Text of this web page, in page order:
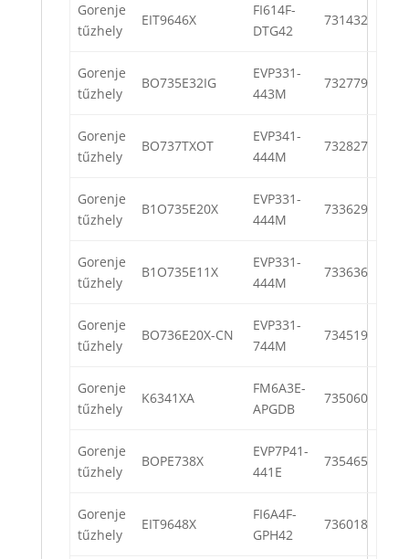
Gorenje
tűzhely
EIT9646X
FI614F-
DTG42
731432
Gorenje
tűzhely
BO735E32IG
EVP331-
443M
732779
Gorenje
tűzhely
BO737TXOT
EVP341-
444M
732827
Gorenje
tűzhely
B1O735E20X
EVP331-
444M
733629
Gorenje
tűzhely
B1O735E11X
EVP331-
444M
733636
Gorenje
tűzhely
BO736E20X-CN
EVP331-
744M
734519
Gorenje
tűzhely
K6341XA
FM6A3E-
APGDB
735060
Gorenje
tűzhely
BOPE738X
EVP7P41-
441E
735465
Gorenje
tűzhely
EIT9648X
FI6A4F-
GPH42
736018